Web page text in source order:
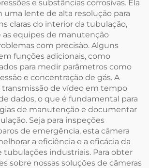
e substâncias corrosivas. Ela
uma lente de alta resolução para
claras do interior da tubulação,
equipes de manutenção
com precisão. Alguns
funções adicionais, como
para medir parâmetros como
e concentração de gás. A
de vídeo em tempo
dados, o que é fundamental para
de manutenção e documentar
Seja para inspeções
de emergência, esta câmera
a eficiência e a eficácia da
industriais. Para obter
sobre nossas soluções de câmeras